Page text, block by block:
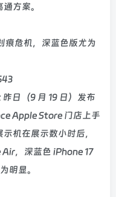
方案。
痕危机，深蓝色版尤为
日（9 月 19 日）发布
Apple Store 门店上手
机在展示数小时后，
，深蓝色 iPhone 17
明显。